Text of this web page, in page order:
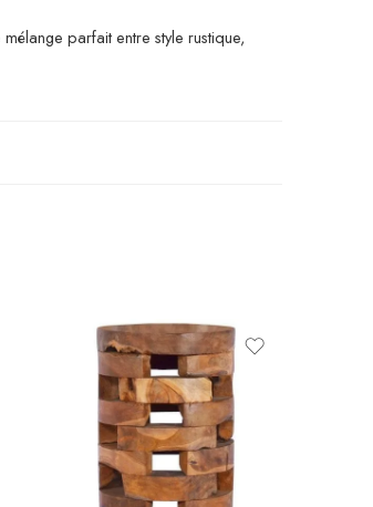
parfait entre style rustique,